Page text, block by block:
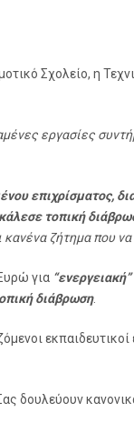
Σχολείο, η
εργασίες
επιχρίσματος,
τοπική
ζήτημα που
για
διάβρωση.
δουλεύουν